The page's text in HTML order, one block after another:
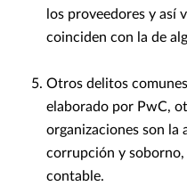
los proveedores y así
coinciden con la de
Otros delitos
elaborado por PwC,
organizaciones son la
corrupción y soborno,
contable.